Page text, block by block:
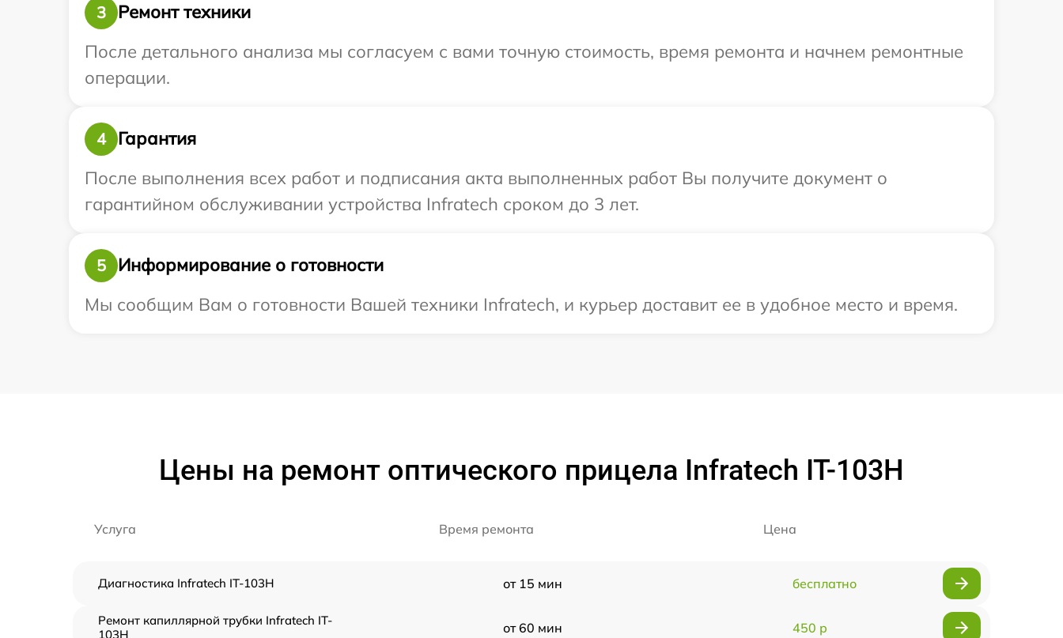
3
Ремонт техники
После детального анализа мы согласуем с вами точную стоимость, время ремонта и начнем ремонтные
операции.
4
Гарантия
После выполнения всех работ и подписания акта выполненных работ Вы получите документ о
гарантийном обслуживании устройства Infratech сроком до 3 лет.
5
Информирование о готовности
Мы сообщим Вам о готовности Вашей техники Infratech, и курьер доставит ее в удобное место и время.
Цены на ремонт оптического прицела Infratech IT-103Н
Услуга Время ремонта Цена
Диагностика Infratech IT-103Н от 15 мин бесплатно
Ремонт капиллярной трубки Infratech IT-
103Н
от 60 мин 450 р